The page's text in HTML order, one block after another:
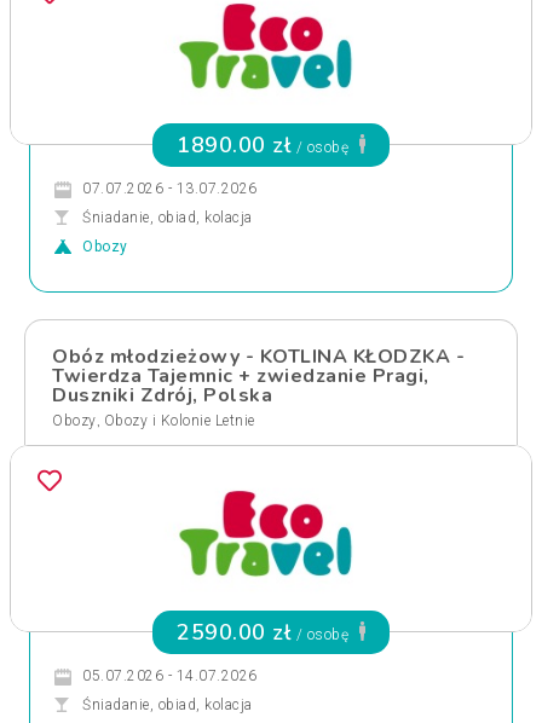
1890.00 zł / osobę
07.07.2026 - 13.07.2026
Śniadanie, obiad, kolacja
Obozy
Obóz młodzieżowy - KOTLINA KŁODZKA -
Twierdza Tajemnic + zwiedzanie Pragi,
Duszniki Zdrój, Polska
Obozy, Obozy i Kolonie Letnie
2590.00 zł / osobę
05.07.2026 - 14.07.2026
Śniadanie, obiad, kolacja